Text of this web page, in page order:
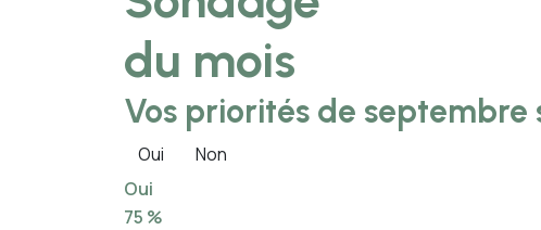
du mois
Vos priorités de
Oui
Non
Oui
75 %